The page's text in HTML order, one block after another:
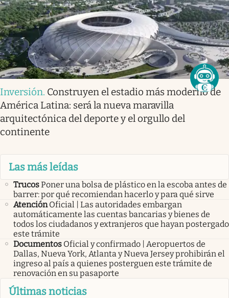
Inversión. Construyen el estadio más moderno de
América Latina: será la nueva maravilla
arquitectónica del deporte y el orgullo del
continente
Las más leídas
TrucosPoner una bolsa de plástico en la escoba antes de
barrer: por qué recomiendan hacerlo y para qué sirve
Atención Oficial | Las autoridades embargan
automáticamente las cuentas bancarias y bienes de
todos los ciudadanos y extranjeros que hayan postergado
este trámite
Documentos Oficial y confirmado | Aeropuertos de
Dallas, Nueva York, Atlanta y Nueva Jersey prohibirán el
ingreso al país a quienes posterguen este trámite de
renovación en su pasaporte
Últimas noticias